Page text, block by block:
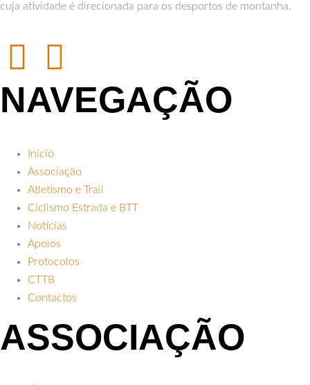
cuja atividade é direcionada para os desportos de montanha.
NAVEGAÇÃO
Início
Associação
Atletismo e Trail
Ciclismo Estrada e BTT
Notícias
Apoios
Protocolos
CTTB
Contactos
ASSOCIAÇÃO